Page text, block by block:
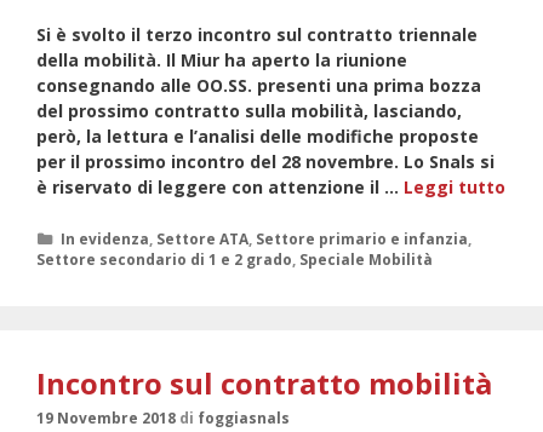
AL
MIUR
Si è svolto il terzo incontro sul contratto triennale
della mobilità. Il Miur ha aperto la riunione
consegnando alle OO.SS. presenti una prima bozza
del prossimo contratto sulla mobilità, lasciando,
però, la lettura e l’analisi delle modifiche proposte
per il prossimo incontro del 28 novembre. Lo Snals si
è riservato di leggere con attenzione il … Leggi tutto
Categorie
In evidenza Settore ATA Settore primario e infanzia
Settore secondario di 1 e 2 grado Speciale Mobilità
Incontro sul contratto mobilità
19 Novembre 2018 di foggiasnals